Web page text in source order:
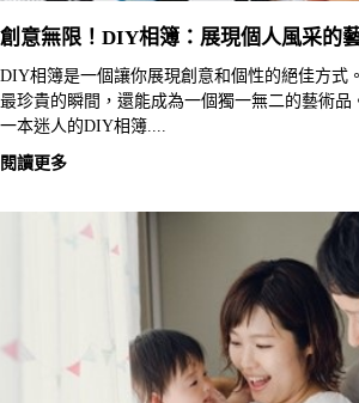
創意無限！DIY相簿：展現個人風采的
DIY相簿是一個讓你展現創意和個性的絕佳方式
最珍貴的瞬間，還能成為一個獨一無二的藝術品
一本迷人的DIY相簿....
閱讀更多